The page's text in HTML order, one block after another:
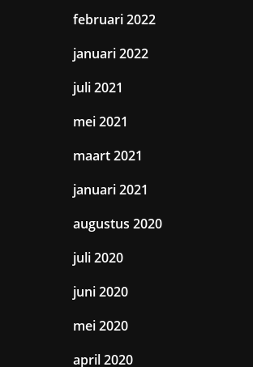
februari 2022
januari 2022
juli 2021
mei 2021
maart 2021
januari 2021
augustus 2020
juli 2020
juni 2020
mei 2020
april 2020